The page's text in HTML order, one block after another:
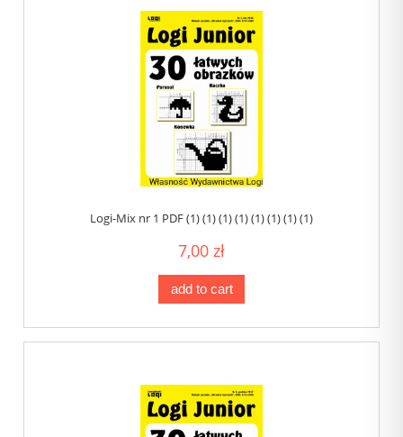
Logi-Mix nr 1 PDF (1) (1) (1) (1) (1) (1) (1) (1)
7,00 zł
add to cart